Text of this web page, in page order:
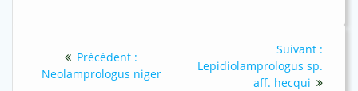
Précédent :
précédent
Neolamprologus niger
Suivant :
:
Lepidiolamprologus sp.
aff. hecqui